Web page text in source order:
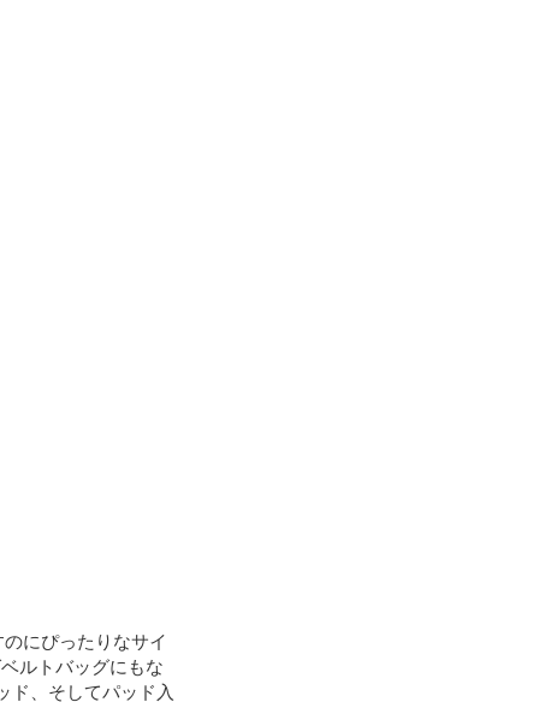
にぴったりなサイ
ルトバッグにもな
ド、そしてパッド入